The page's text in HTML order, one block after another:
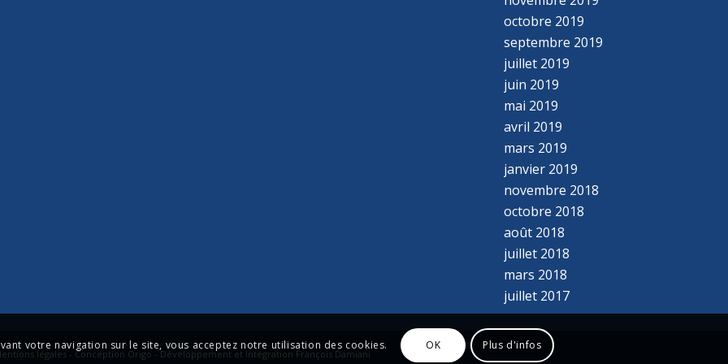
octobre 2019
septembre 2019
juillet 2019
juin 2019
mai 2019
avril 2019
mars 2019
janvier 2019
novembre 2018
octobre 2018
août 2018
juillet 2018
mars 2018
juillet 2017
légales - Conception Origo - Développement et Intégration François Damiani
votre navigation sur le site, vous acceptez notre utilisation des cookies. OK Plus d'infos